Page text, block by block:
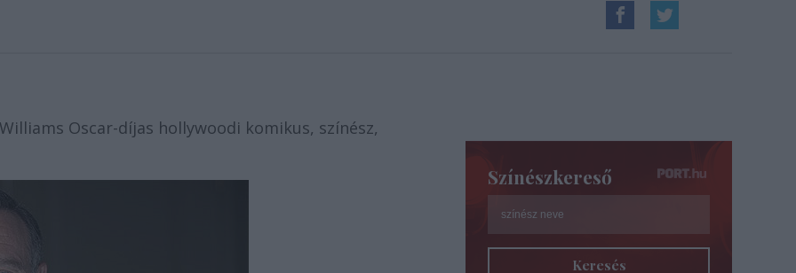
Oscar-díjas hollywoodi komikus, színész,
Színészkereső
Keresés